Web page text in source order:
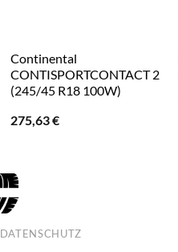
Continental
CONTISPORTCONTACT 2
(245/45 R18 100W)
275,63€
DATENSCHUTZ